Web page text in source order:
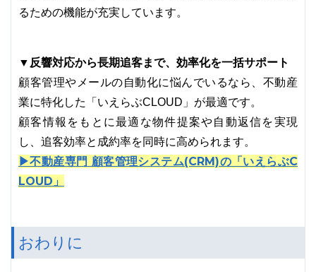
るための機能が充実しています。
▼反響対応から長期追客まで、効率化を一括サポート
顧客管理やメールの自動化に悩んでいるなら、不動産
業に特化した「いえらぶCLOUD」が最適です。
顧客情報をもとに最適な物件提案や自動返信を実現
し、追客効率と成約率を同時に高められます。
▶不動産専門 顧客管理システム(CRM)の「いえらぶC
LOUD」
おわりに